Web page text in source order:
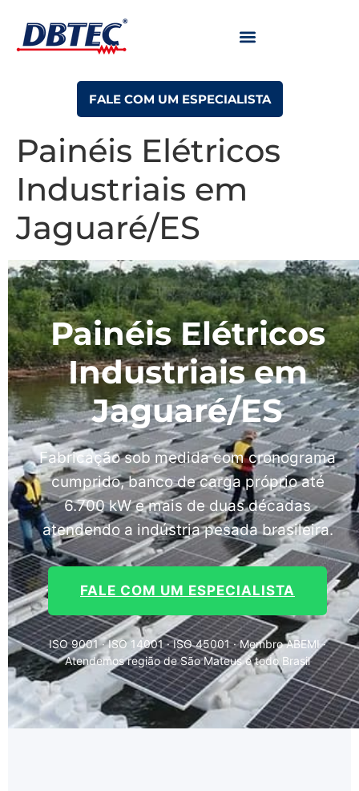
FALE COM UM ESPECIALISTA
Painéis Elétricos
Industriais em
Jaguaré/ES
Painéis Elétricos
Industriais em
Jaguaré/ES
Fabricação sob medida com cronograma
cumprido, banco de carga próprio até
6.700 kW e mais de duas décadas
atendendo a indústria pesada brasileira.
FALE COM UM ESPECIALISTA
ISO 9001 · ISO 14001 · ISO 45001 · Membro ABEMI ·
Atendemos região de São Mateus e todo Brasil